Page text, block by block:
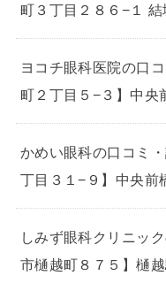
町３丁目２８６−１
ヨコチ眼科医院の口
町２丁目５−３】中央
かめい眼科の口コミ
丁目３１−９】中央前
しみず眼科クリニッ
市樋越町８７５】樋